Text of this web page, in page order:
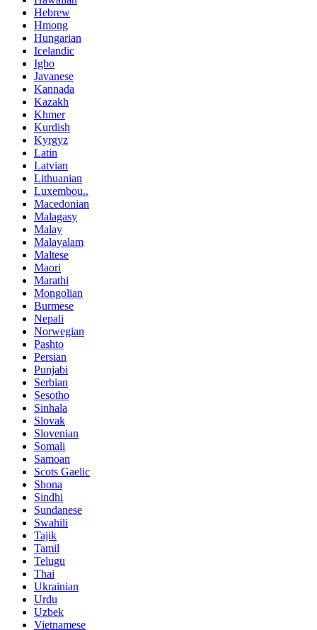
Hebrew
Hmong
Hungarian
Icelandic
Igbo
Javanese
Kannada
Kazakh
Khmer
Kurdish
Kyrgyz
Latin
Latvian
Lithuanian
Luxembou..
Macedonian
Malagasy
Malay
Malayalam
Maltese
Maori
Marathi
Mongolian
Burmese
Nepali
Norwegian
Pashto
Persian
Punjabi
Serbian
Sesotho
Sinhala
Slovak
Slovenian
Somali
Samoan
Scots Gaelic
Shona
Sindhi
Sundanese
Swahili
Tajik
Tamil
Telugu
Thai
Ukrainian
Urdu
Uzbek
Vietnamese